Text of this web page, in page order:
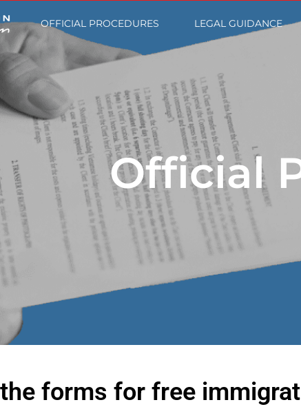
OFFICIAL PROCEDURES LEGAL GUIDANCE
Official
forms for free